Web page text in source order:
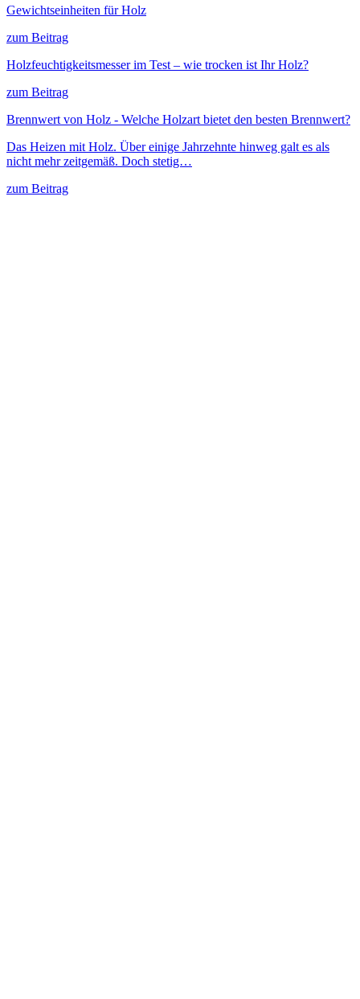
Gewichtseinheiten für Holz
zum Beitrag
Holzfeuchtigkeitsmesser im Test – wie trocken ist Ihr Holz?
zum Beitrag
Brennwert von Holz - Welche Holzart bietet den besten Brennwert?
Das Heizen mit Holz. Über einige Jahrzehnte hinweg galt es als
nicht mehr zeitgemäß. Doch stetig…
zum Beitrag